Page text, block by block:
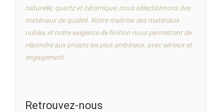
naturelle, quartz et céramique, nous sélectionnons des
matériaux de qualité. Notre maîtrise des matériaux
nobles et notre exigence de finition nous permettent de
répondre aux projets les plus ambitieux, avec sérieux et
engagement.
Retrouvez-nous